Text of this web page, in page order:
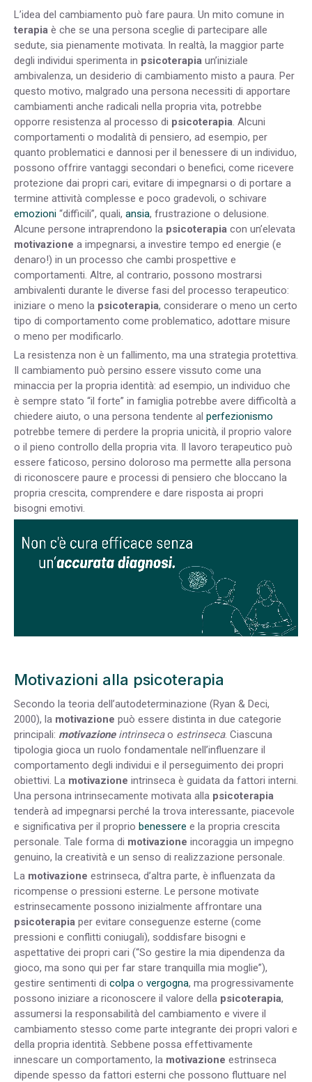
L’idea del cambiamento può fare paura. Un mito comune in
terapia è che se una persona sceglie di partecipare alle
sedute, sia pienamente motivata. In realtà, la maggior parte
degli individui sperimenta in psicoterapia un’iniziale
ambivalenza, un desiderio di cambiamento misto a paura. Per
questo motivo, malgrado una persona necessiti di apportare
cambiamenti anche radicali nella propria vita, potrebbe
opporre resistenza al processo di psicoterapia . Alcuni
comportamenti o modalità di pensiero, ad esempio, per
quanto problematici e dannosi per il benessere di un individuo,
possono offrire vantaggi secondari o benefici, come ricevere
protezione dai propri cari, evitare di impegnarsi o di portare a
termine attività complesse e poco gradevoli, o schivare
emozioni “difficili”, quali, ansia, frustrazione o delusione.
Alcune persone intraprendono la psicoterapia con un’elevata
motivazione a impegnarsi, a investire tempo ed energie (e
denaro!) in un processo che cambi prospettive e
comportamenti. Altre, al contrario, possono mostrarsi
ambivalenti durante le diverse fasi del processo terapeutico:
iniziare o meno la psicoterapia, considerare o meno un certo
tipo di comportamento come problematico, adottare misure
o meno per modificarlo.
La resistenza non è un fallimento, ma una strategia protettiva.
Il cambiamento può persino essere vissuto come una
minaccia per la propria identità: ad esempio, un individuo che
è sempre stato “il forte” in famiglia potrebbe avere difficoltà a
chiedere aiuto, o una persona tendente al perfezionismo
potrebbe temere di perdere la propria unicità, il proprio valore
o il pieno controllo della propria vita. Il lavoro terapeutico può
essere faticoso, persino doloroso ma permette alla persona
di riconoscere paure e processi di pensiero che bloccano la
propria crescita, comprendere e dare risposta ai propri
bisogni emotivi.
Motivazioni alla psicoterapia
Secondo la teoria dell’autodeterminazione (Ryan & Deci,
2000), la motivazione può essere distinta in due categorie
principali: motivazioneintrinsecao estrinseca. Ciascuna
tipologia gioca un ruolo fondamentale nell’influenzare il
comportamento degli individui e il perseguimento dei propri
obiettivi. La motivazione intrinseca è guidata da fattori interni.
Una persona intrinsecamente motivata alla psicoterapia
tenderà ad impegnarsi perché la trova interessante, piacevole
e significativa per il proprio benessere e la propria crescita
personale. Tale forma di motivazione incoraggia un impegno
genuino, la creatività e un senso di realizzazione personale.
La motivazione estrinseca, d’altra parte, è influenzata da
ricompense o pressioni esterne. Le persone motivate
estrinsecamente possono inizialmente affrontare una
psicoterapia per evitare conseguenze esterne (come
pressioni e conflitti coniugali), soddisfare bisogni e
aspettative dei propri cari (“So gestire la mia dipendenza da
gioco, ma sono qui per far stare tranquilla mia moglie”),
gestire sentimenti di colpa o vergogna, ma progressivamente
possono iniziare a riconoscere il valore della psicoterapia,
assumersi la responsabilità del cambiamento e vivere il
cambiamento stesso come parte integrante dei propri valori e
della propria identità. Sebbene possa effettivamente
innescare un comportamento, la motivazione estrinseca
dipende spesso da fattori esterni che possono fluttuare nel